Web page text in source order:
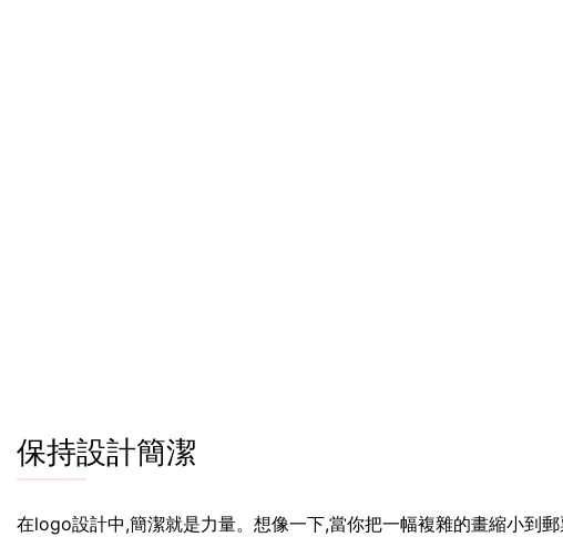
保持設計簡潔
在logo設計中,簡潔就是力量。想像一下,當你把一幅複雜的畫縮小到